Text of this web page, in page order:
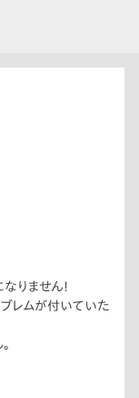
なりません!
レムが付いていた